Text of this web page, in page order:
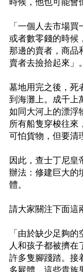
「一個人去市場
或者數零錢的時候
那邊的賣者，商品
賣者去撿拾起來」。
墓地用完之後，死
到海灘上。成千上
如同大河上的漂浮
所有船隻穿梭往來
可怕貨物，但要清
因此，查士丁尼皇
辦法：修建巨大的
體。
請大家關注下面這
「由於缺少足夠
人和孩子都被擠在
許多隻腳踐踏。接
多屍體，這些貴族